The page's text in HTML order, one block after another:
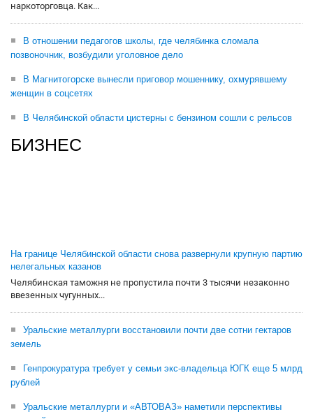
наркоторговца. Как...
В отношении педагогов школы, где челябинка сломала
позвоночник, возбудили уголовное дело
В Магнитогорске вынесли приговор мошеннику, охмурявшему
женщин в соцсетях
В Челябинской области цистерны с бензином сошли с рельсов
БИЗНЕС
На границе Челябинской области снова развернули крупную партию
нелегальных казанов
Челябинская таможня не пропустила почти 3 тысячи незаконно
ввезенных чугунных...
Уральские металлурги восстановили почти две сотни гектаров
земель
Генпрокуратура требует у семьи экс-владельца ЮГК еще 5 млрд
рублей
Уральские металлурги и «АВТОВАЗ» наметили перспективы